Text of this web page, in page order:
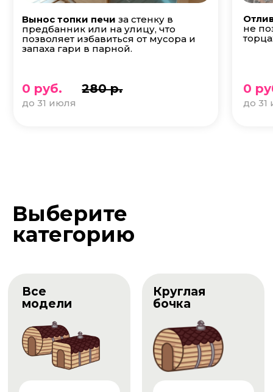
не
Вынос топки печи за стенку в
предбанник или на улицу, что
позволяет избавиться от мусора и
запаха гари в парной.
до 31 июля
0 руб. 280 р. 0
до 31
Выберите
категорию
Все
модели
Круглая
бочка